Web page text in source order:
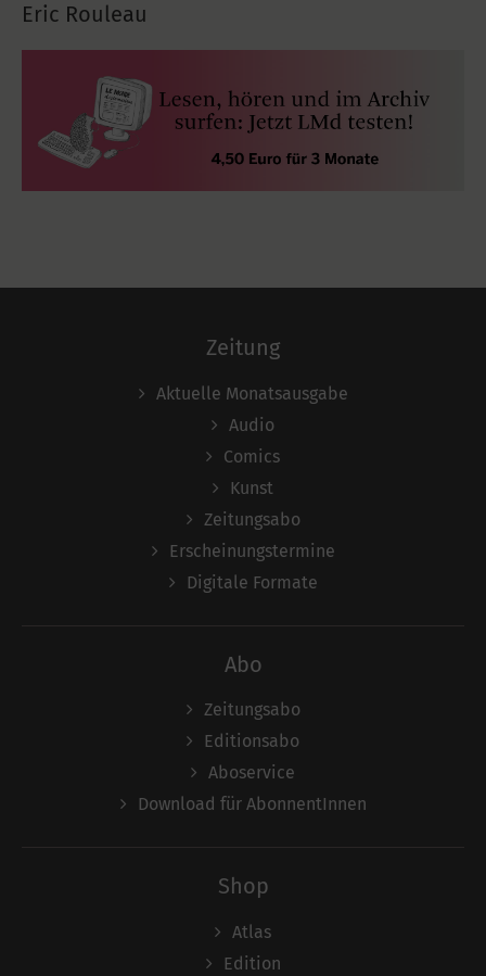
Eric Rouleau
Zeitung
Aktuelle Monatsausgabe
Audio
Comics
Kunst
Zeitungsabo
Erscheinungstermine
Digitale Formate
Abo
Zeitungsabo
Editionsabo
Aboservice
Download für AbonnentInnen
Shop
Atlas
Edition